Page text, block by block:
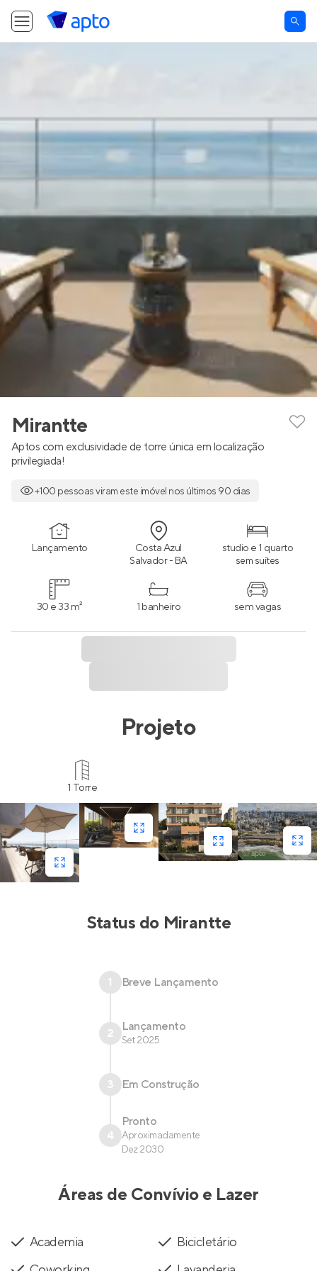
Mirantte
Aptos com exclusividade de torre única em localização
privilegiada!
+100 pessoas viram este imóvel nos últimos 90 dias
Lançamento Costa Azul
Salvador - BA
studio e 1 quarto
sem suítes
30 e 33 m² 1 banheiro sem vagas
Projeto
1 Torre
Status do Mirantte
1 Breve Lançamento
2 Lançamento
Set 2025
3 Em Construção
4
Pronto
Aproximadamente
Dez 2030
Áreas de Convívio e Lazer
Academia
Bicicletário